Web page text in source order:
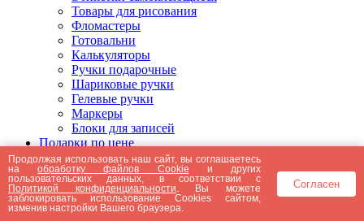
Товары для рисования
Фломастеры
Готовальни
Калькуляторы
Ручки подарочные
Шариковые ручки
Гелевые ручки
Маркеры
Блоки для записей
Подарки по цене
Подарки от 5000 рублей
Подарки до 5000 рублей
Подарки до 3000 рублей
Подарки до 2000 рублей
Подарки до 1000 рублей
Продолжая использовать наш сайт, вы соглашаетесь
наобработку файлов Cookie и других
пользовательских данных, в соответствии с
Политикой конфиденциальности . Вы можете
заблокировать использование Cookies сайтом,
изменив настройки Вашего браузера.
Согласен